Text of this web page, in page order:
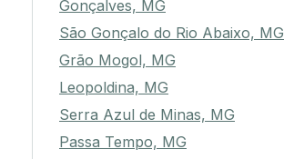
Gonçalves, MG
São Gonçalo do Rio Abaixo, MG
Grão Mogol, MG
Leopoldina, MG
Serra Azul de Minas, MG
Passa Tempo, MG